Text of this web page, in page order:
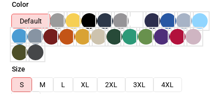
Color
Default
Size
S
M L XL 2XL 3XL
4XL